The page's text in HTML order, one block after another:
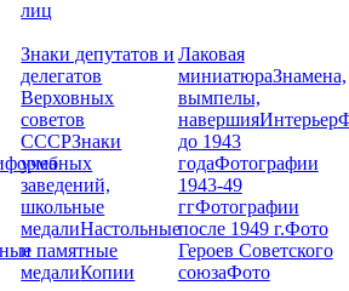
лиц
Знаки депутатов и
делегатов
Верховных
советов
СССРЗнаки
учебных
заведений,
школьные
медалиНастольные
и памятные
медалиКопии
Лаковая
миниатюраЗнамена,
вымпелы,
навершияИнтерьер
до 1943
годаФотографии
1943-49
ггФотографии
после 1949 г.Фото
Героев Советского
союзаФото